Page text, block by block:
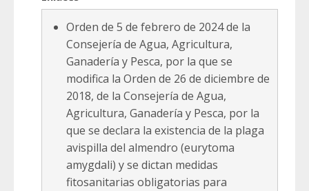
Orden de 5 de febrero de 2024 de la
Consejería de Agua, Agricultura,
Ganadería y Pesca, por la que se
modifica la Orden de 26 de diciembre de
2018, de la Consejería de Agua,
Agricultura, Ganadería y Pesca, por la
que se declara la existencia de la plaga
avispilla del almendro (eurytoma
amygdali) y se dictan medidas
fitosanitarias obligatorias para